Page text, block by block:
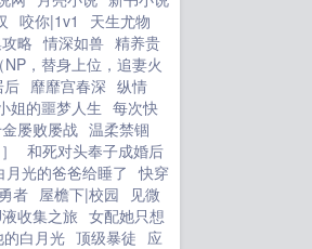
咬你|1v1
天生尤物
略 情深如兽 精养贵
NP，替身上位，追妻火
后 靡靡宫春深 纵情
姐的噩梦人生 每次快
屡败屡战 温柔禁锢
和死对头奉子成婚后
月光的爸爸给睡了
快穿
者 屋檐下|校园
见微
收集之旅 女配她只想
的白月光 顶级暴徒 应